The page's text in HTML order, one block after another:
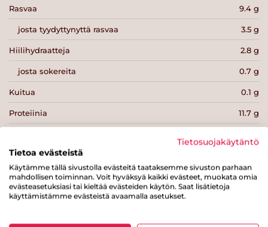
Rasvaa 9.4 g
josta tyydyttynyttä rasvaa 3.5 g
Hiilihydraatteja 2.8 g
josta sokereita 0.7 g
Kuitua 0.1 g
Proteiinia 11.7 g
Tulosta sivu
Tietosuojakäytäntö
Tietoa evästeistä
Käytämme tällä sivustolla evästeitä taataksemme sivuston parhaan
mahdollisen toiminnan. Voit hyväksyä kaikki evästeet, muokata omia
evästeasetuksiasi tai kieltää evästeiden käytön. Saat lisätietoja
käyttämistämme evästeistä avaamalla asetukset.